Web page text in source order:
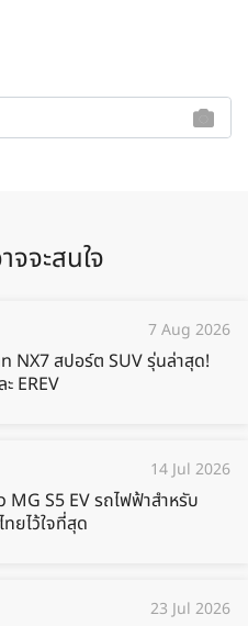
จะสนใจ
7 Aug 2026
NX7 สปอร์ต SUV รุ่นล่าสุด!
EREV
14 Jul 2026
MG S5 EV รถไฟฟ้าสำหรับ
ยไว้ใจที่สุด
23 Jul 2026